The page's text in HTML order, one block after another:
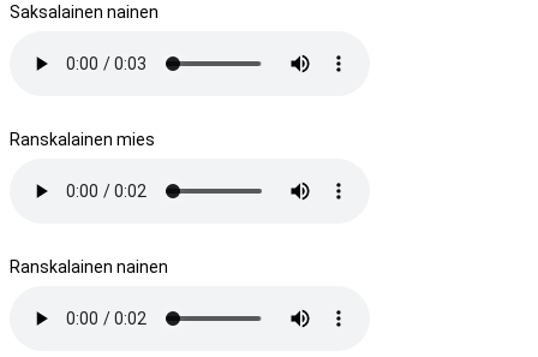
Saksalainen nainen
Ranskalainen mies
Ranskalainen nainen